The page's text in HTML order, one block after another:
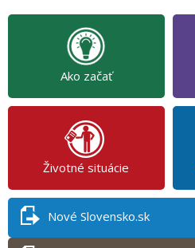
Ako začať
Životné situácie
Nové Slovensko.sk